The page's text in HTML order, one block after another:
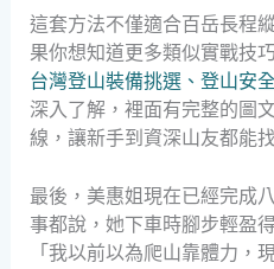
這套方法不僅適合百岳長程
果你想知道更多類似實戰技
台灣登山裝備挑選、登山安
深入了解，裡面有完整的圖
線，讓新手到資深山友都能
最後，美惠姐現在已經完成
事都說，她下車時腳步輕盈
「我以前以為爬山靠體力，